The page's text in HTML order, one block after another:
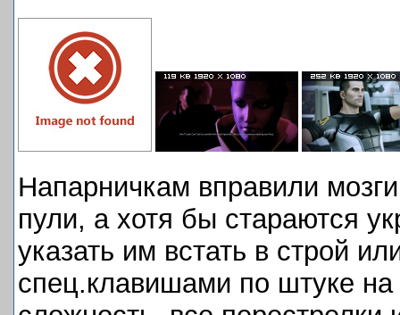
Напарничкам вправили
пули, а хотя бы стараются
указать им встать в строй
спец.клавишами по штуке